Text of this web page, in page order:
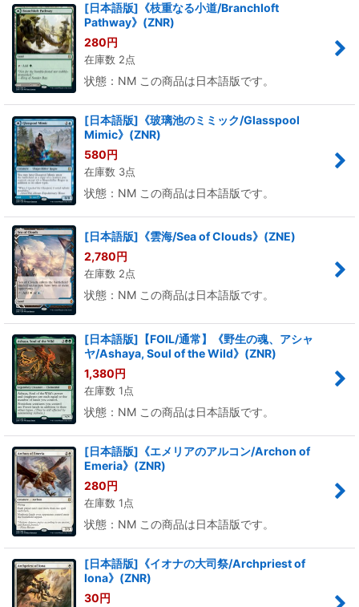
[日本語版]《枝重なる小道/Branchloft
Pathway》(ZNR)
280円
在庫数 2点
状態：NM この商品は日本語版です。
[日本語版]《玻璃池のミミック/Glasspool
Mimic》(ZNR)
580円
在庫数 3点
状態：NM この商品は日本語版です。
[日本語版]《雲海/Sea of Clouds》(ZNE)
2,780円
在庫数 2点
状態：NM この商品は日本語版です。
[日本語版]【FOIL/通常】《野生の魂、アシャ
ヤ/Ashaya, Soul of the Wild》(ZNR)
1,380円
在庫数 1点
状態：NM この商品は日本語版です。
[日本語版]《エメリアのアルコン/Archon of
Emeria》(ZNR)
280円
在庫数 1点
状態：NM この商品は日本語版です。
[日本語版]《イオナの大司祭/Archpriest of
Iona》(ZNR)
30円